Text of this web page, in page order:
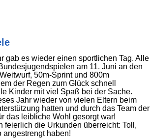
gab es wieder einen sportlichen Tag. Alle
am 11. Juni an den
50m-Sprint und 800m
der Regen zum Glück schnell
Kinder mit viel Spaß bei der Sache.
Jahr wieder von vielen Eltern beim
hatten und durch das Team der
das leibliche Wohl gesorgt war!
feierlich die Urkunden überreicht: Toll,
haben!